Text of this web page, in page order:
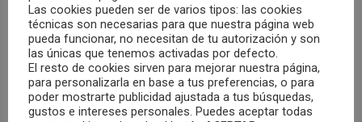
conducta suicida, que ya ha atendido más de 158.000
llamadas desde su puesta en marcha, de las que más de
5.000 fueron derivadas al 1-1-2, al haber sido catalogadas
como de alto riesgo o “suicidios en curso”.
Las cookies pueden ser de varios tipos: las cookies
técnicas son necesarias para que nuestra página web
pueda funcionar, no necesitan de tu autorización y son
las únicas que tenemos activadas por defecto.
El resto de cookies sirven para mejorar nuestra página,
para personalizarla en base a tus preferencias, o para
poder mostrarte publicidad ajustada a tus búsquedas,
gustos e intereses personales. Puedes aceptar todas